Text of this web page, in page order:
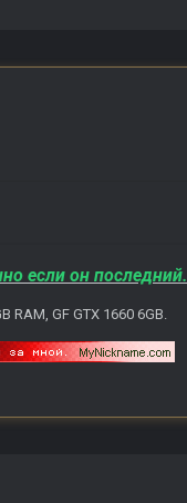
если он последний.
RAM, GF GTX 1660 6GB.